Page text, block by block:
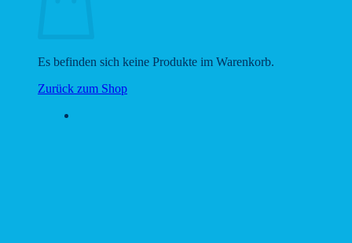
Es befinden sich keine Produkte im Warenkorb.
Zurück zum Shop